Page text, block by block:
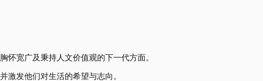
怀宽广及秉持人文价值观的下一代方面。
激发他们对生活的希望与志向。